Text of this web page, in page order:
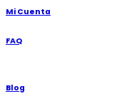
Mi Cuenta
FAQ
Blog